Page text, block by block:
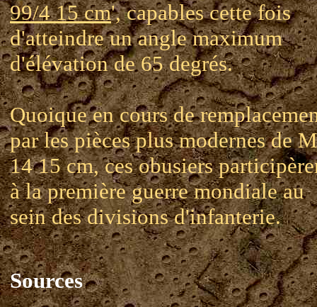
99/4 15 cm', capables cette fois
d'atteindre un angle maximum
d'élévation de 65 degrés.
Quoique en cours de
par les pièces plus modernes de M
14 15 cm, ces obusiers
à la première guerre mondiale au
sein des divisions d'infanterie.
Sources